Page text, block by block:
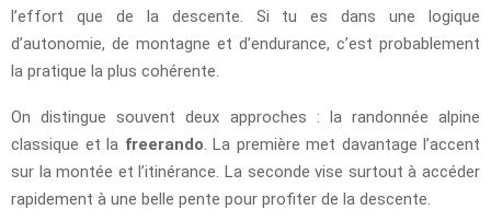
l’effort que de la descente. Si tu es dans une logique
d’autonomie, de montagne et d’endurance, c’est probablement
la pratique la plus cohérente.
On distingue souvent deux approches : la randonnée alpine
classique et la freerando . La première met davantage l’accent
sur la montée et l’itinérance. La seconde vise surtout à accéder
rapidement à une belle pente pour profiter de la descente.